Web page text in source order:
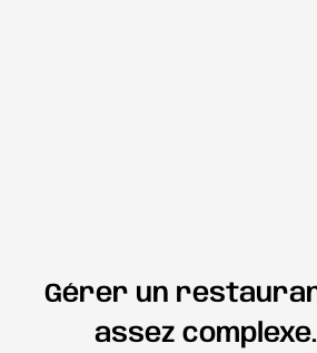
Gérer un
assez